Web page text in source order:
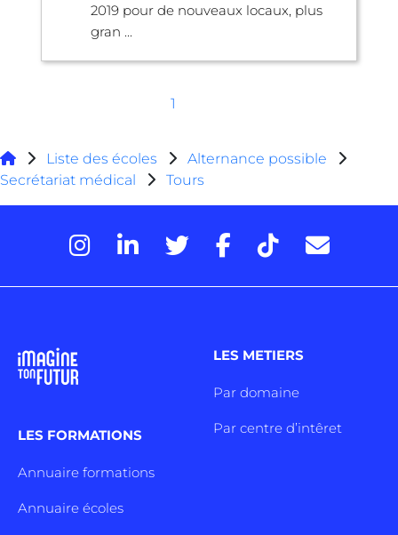
2019 pour de nouveaux locaux, plus
gran ...
1
Liste des écoles
Alternance possible
Secrétariat médical
Tours
LES FORMATIONS
Annuaire formations
Annuaire écoles
LES METIERS
Par domaine
Par centre d’intêret